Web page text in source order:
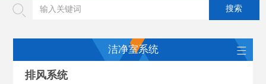
洁净室系统
排风系统